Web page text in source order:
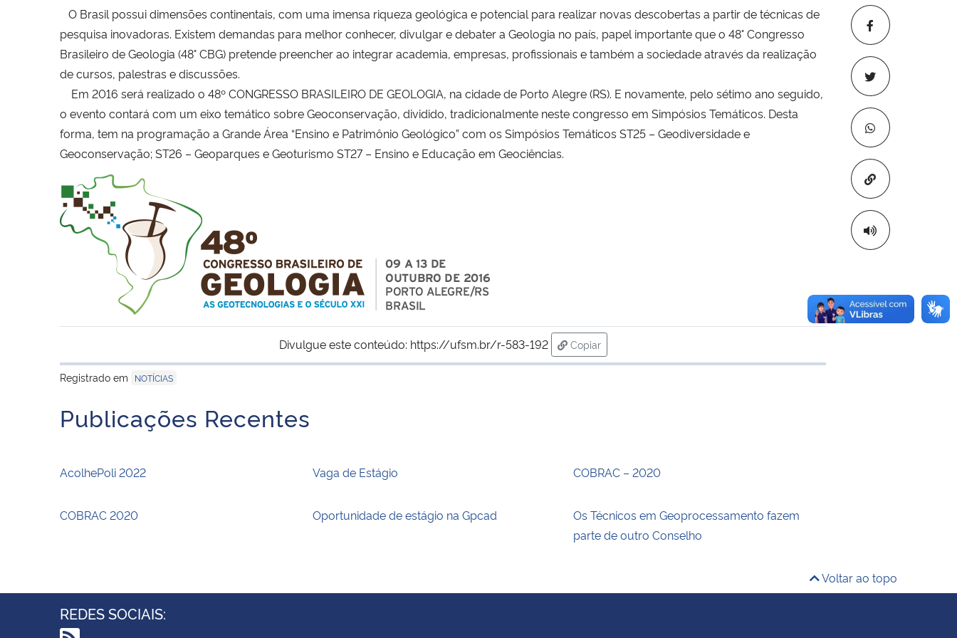
Copiar para
O Brasil possui dimensões continentais, com uma imensa riqueza geológica e potencial para realizar novas descobertas a partir de técnicas de
pesquisa inovadoras. Existem demandas para melhor conhecer, divulgar e debater a Geologia no país, papel importante que o 48° Congresso
Brasileiro de Geologia (48° CBG) pretende preencher ao integrar academia, empresas, profissionais e também a sociedade através da realização
de cursos, palestras e discussões.
Em 2016 será realizado o 48º CONGRESSO BRASILEIRO DE GEOLOGIA, na cidade de Porto Alegre (RS). E novamente, pelo sétimo ano seguido,
o evento contará com um eixo temático sobre Geoconservação, dividido, tradicionalmente neste congresso em Simpósios Temáticos. Desta
forma, tem na programação a Grande Área “Ensino e Patrimônio Geológico” com os Simpósios Temáticos ST25 – Geodiversidade e
Geoconservação; ST26 – Geoparques e Geoturismo ST27 – Ensino e Educação em Geociências.
Divulgue este conteúdo: https://ufsm.br/r-583-192
Copiar
para área de transferência
Registrado em
NOTÍCIAS
Publicações Recentes
AcolhePoli 2022 Vaga de Estágio COBRAC – 2020
COBRAC 2020 Oportunidade de estágio na Gpcad
Os Técnicos em Geoprocessamento fazem
parte de outro Conselho
Voltar ao topo
REDES SOCIAIS: